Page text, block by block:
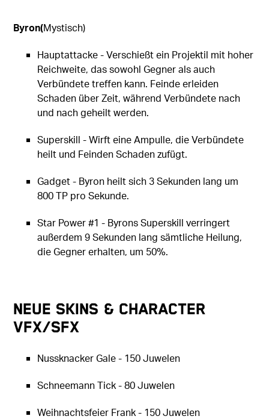
Byron(Mystisch)
Hauptattacke - Verschießt ein Projektil mit hoher
Reichweite, das sowohl Gegner als auch
Verbündete treffen kann. Feinde erleiden
Schaden über Zeit, während Verbündete nach
und nach geheilt werden.
Superskill - Wirft eine Ampulle, die Verbündete
heilt und Feinden Schaden zufügt.
Gadget - Byron heilt sich 3 Sekunden lang um
800 TP pro Sekunde.
Star Power #1 - Byrons Superskill verringert
außerdem 9 Sekunden lang sämtliche Heilung,
die Gegner erhalten, um 50%.
Neue Skins & Character
VFX/SFX
Nussknacker Gale - 150 Juwelen
Schneemann Tick - 80 Juwelen
Weihnachtsfeier Frank - 150 Juwelen